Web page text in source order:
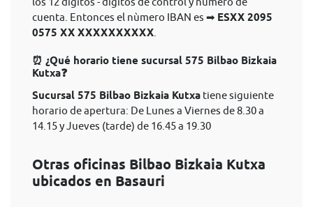
cuenta. Entonces el nùmero IBAN es ➡ ESXX 2095
0575 XX XXXXXXXXXX
⏰ ¿Qué horario tiene sucursal 575 Bilbao Bizkaia
Kutxa❓
Sucursal 575 Bilbao Bizkaia Kutxa tiene siguiente
horario de apertura: De Lunes a Viernes de 8.30 a
14.15 y Jueves (tarde) de 16.45 a 19.30
Otras oficinas Bilbao Bizkaia Kutxa
ubicados en Basauri